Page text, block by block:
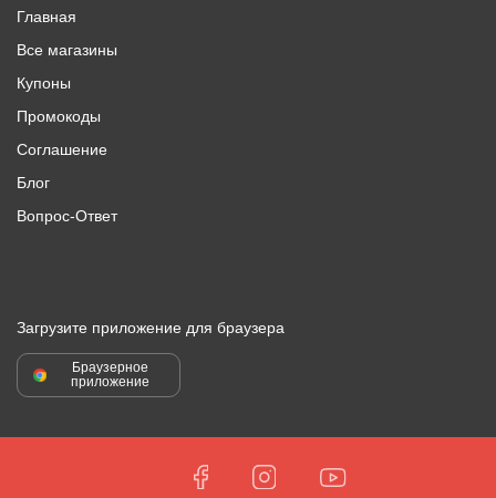
Главная
Все магазины
Купоны
Промокоды
Соглашение
Блог
Вопрос-Ответ
Загрузите приложение для браузера
Браузерное
приложение